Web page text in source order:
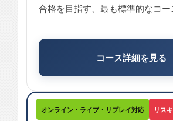
合格を目指す、最も標準的なコー
コース詳細を見る
オンライン・ライブ・リプレイ対応 リス